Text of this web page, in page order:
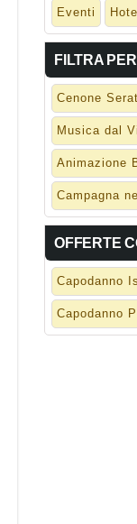
Eventi Hotel
FILTRA PER
Cenone
Musica dal
Animazione
Campagna
OFFERTE
Capodanno
Capodanno